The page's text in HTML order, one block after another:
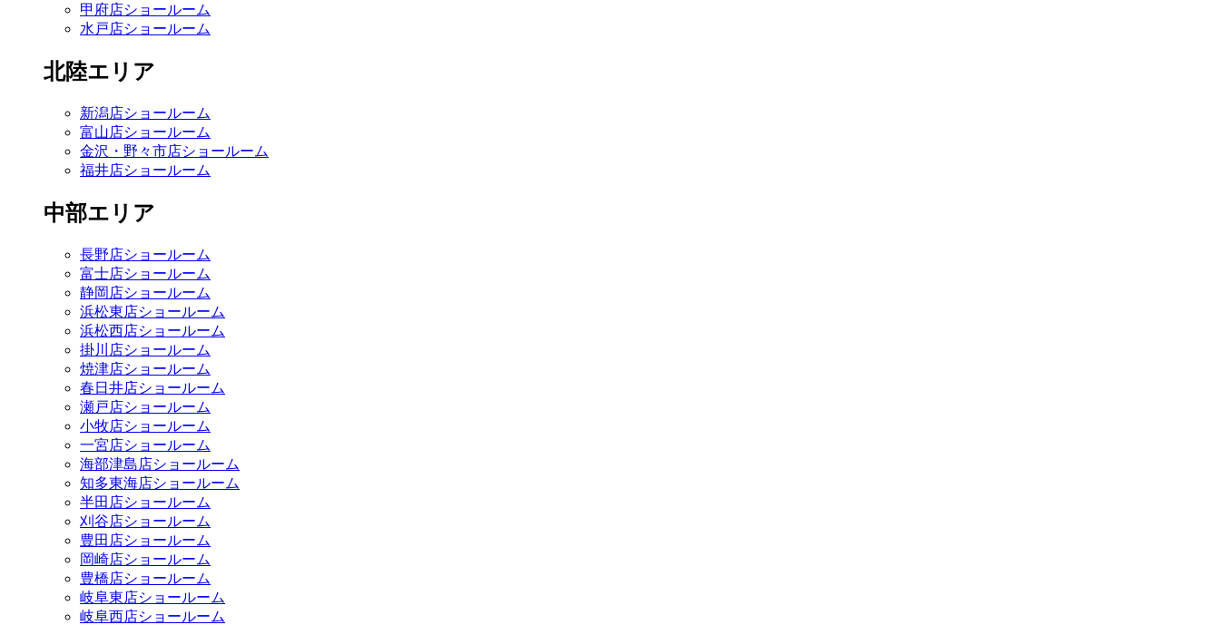
甲府店ショールーム
水戸店ショールーム
北陸エリア
新潟店ショールーム
富山店ショールーム
金沢・野々市店ショールーム
福井店ショールーム
中部エリア
長野店ショールーム
富士店ショールーム
静岡店ショールーム
浜松東店ショールーム
浜松西店ショールーム
掛川店ショールーム
焼津店ショールーム
春日井店ショールーム
瀬戸店ショールーム
小牧店ショールーム
一宮店ショールーム
海部津島店ショールーム
知多東海店ショールーム
半田店ショールーム
刈谷店ショールーム
豊田店ショールーム
岡崎店ショールーム
豊橋店ショールーム
岐阜東店ショールーム
岐阜西店ショールーム